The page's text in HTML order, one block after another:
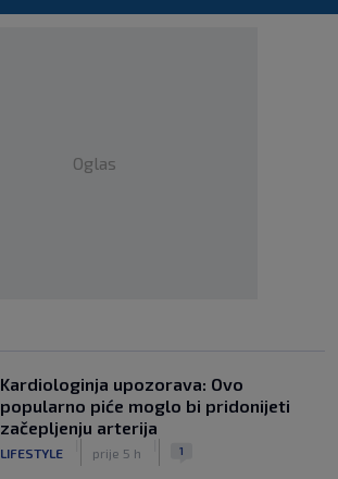
Oglas
Kardiologinja upozorava: Ovo
popularno piće moglo bi pridonijeti
začepljenju arterija
LIFESTYLE prije 5 h 1